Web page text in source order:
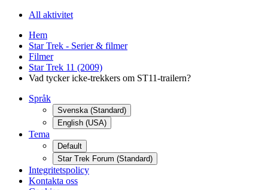
All aktivitet
Hem
Star Trek - Serier & filmer
Filmer
Star Trek 11 (2009)
Vad tycker icke-trekkers om ST11-trailern?
Språk
Svenska (Standard)
English (USA)
Tema
Default
Star Trek Forum (Standard)
Integritetspolicy
Kontakta oss